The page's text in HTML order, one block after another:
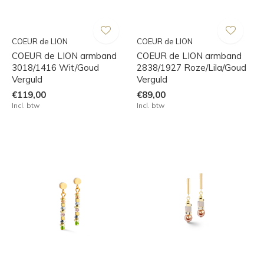
COEUR de LION
COEUR de LION armband
3018/1416 Wit/Goud
Verguld
€119,00
Incl. btw
COEUR de LION
COEUR de LION armband
2838/1927 Roze/Lila/Goud
Verguld
€89,00
Incl. btw